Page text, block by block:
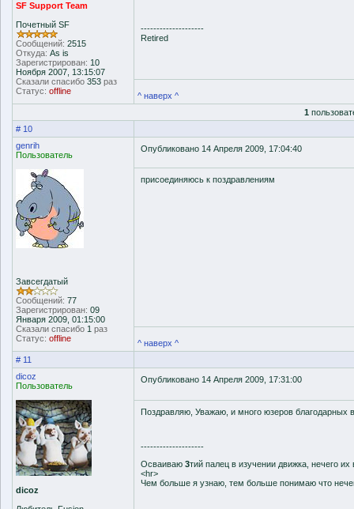
SF Support Team
Почетный SF
Сообщений: 2515
Откуда: As is
Зарегистрирован: 10
Ноября 2007, 13:15:07
Сказали спасибо 353 раз
Статус: offline
--------------------
Retired
^ наверх ^
1
# 10
genrih
Пользователь
Завсегдатый
Сообщений: 77
Зарегистрирован: 09
Января 2009, 01:15:00
Сказали спасибо 1 раз
Статус: offline
Опубликовано 14 Апреля 2009, 17:04:40
присоединяюсь к поздравлениям
^ наверх ^
# 11
dicoz
Пользователь
dicoz
Опубликовано 14 Апреля 2009, 17:31:00
Поздравляю, Уважаю, и много юзеров благодарных
--------------------
Осваиваю 3тий палец в изучении движка, нечего их
<hr>
Чем больше я узнаю, тем больше понимаю что